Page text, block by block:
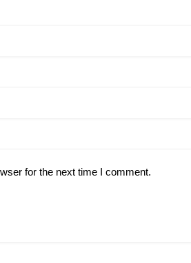
for the next time I comment.